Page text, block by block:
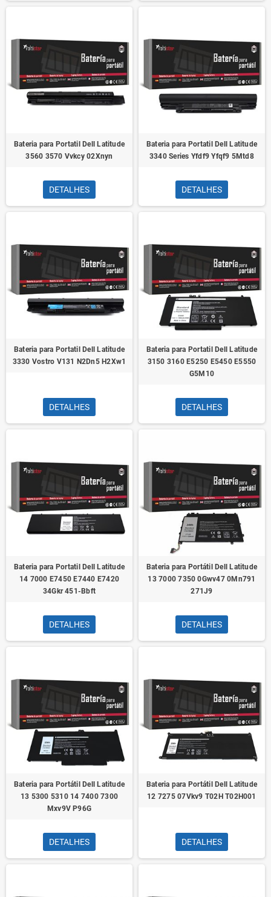
Bateria para Portatil Dell Latitude
3560 3570 Vvkcy 02Xnyn
DETALHES
Bateria para Portatil Dell Latitude
3340 Series Yfdf9 Yfqf9 5Mtd8
DETALHES
Bateria para Portatil Dell Latitude
3330 Vostro V131 N2Dn5 H2Xw1
DETALHES
Bateria para Portatil Dell Latitude
3150 3160 E5250 E5450 E5550
G5M10
DETALHES
Bateria para Portatil Dell Latitude
14 7000 E7450 E7440 E7420
34Gkr 451-Bbft
DETALHES
Bateria para Portátil Dell Latitude
13 7000 7350 0Gwv47 0Mn791
271J9
DETALHES
Bateria para Portátil Dell Latitude
13 5300 5310 14 7400 7300
Mxv9V P96G
DETALHES
Bateria para Portátil Dell Latitude
12 7275 07Vkv9 T02H T02H001
DETALHES